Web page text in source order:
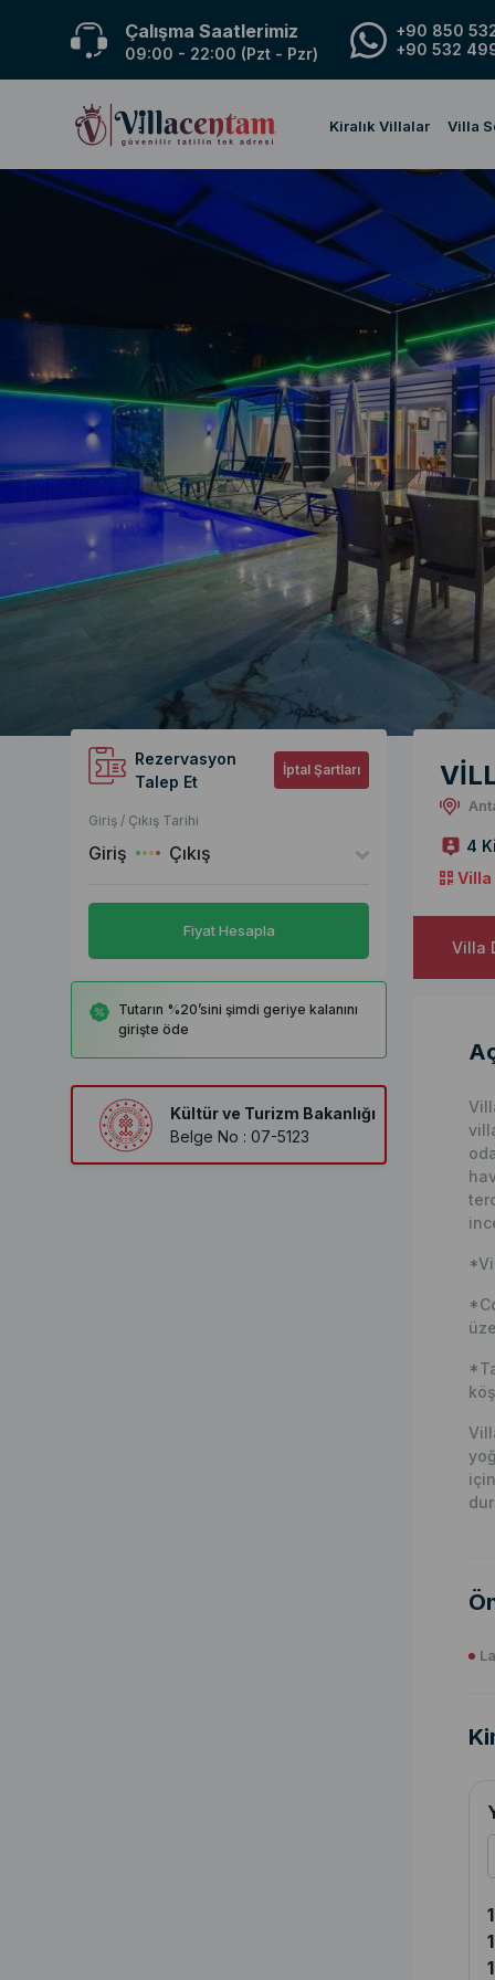
Çalışma Saatlerimiz
09:00 - 22:00 (Pzt - Pzr)
+90 850
+90 532
Kiralık Villalar Villa
Rezervasyon
Talep Et
İptal Şartları
Giriş / Çıkış Tarihi
Giriş Çıkış
Fiyat Hesapla
Tutarın %20’sini şimdi geriye kalanını
girişte öde
Kültür ve Turizm Bakanlığı
Belge No : 07-5123
4
Villa
Villa
1
1
1